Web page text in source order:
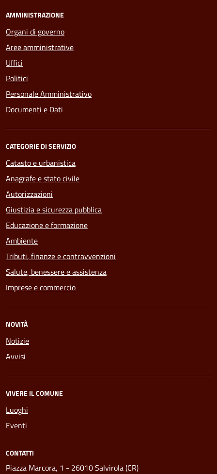
AMMINISTRAZIONE
Organi di governo
Aree amministrative
Uffici
Politici
Personale Amministrativo
Documenti e Dati
CATEGORIE DI SERVIZIO
Catasto e urbanistica
Anagrafe e stato civile
Autorizzazioni
Giustizia e sicurezza pubblica
Educazione e formazione
Ambiente
Tributi, finanze e contravvenzioni
Salute, benessere e assistenza
Imprese e commercio
NOVITÀ
Notizie
Avvisi
VIVERE IL COMUNE
Luoghi
Eventi
CONTATTI
Piazza Marcora, 1 - 26010 Salvirola (CR)